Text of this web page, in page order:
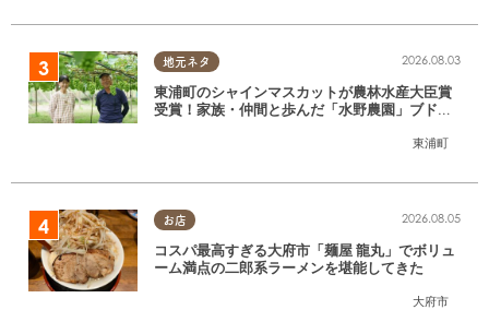
地元ネタ
東浦町
2026.08.03
東浦町のシャインマスカットが農林水産大臣賞
受賞！家族・仲間と歩んだ「水野農園」ブドウ
お店
大府市
2026.08.05
コスパ最高すぎる大府市「麺屋 龍丸」でボリュ
ーム満点の二郎系ラーメンを堪能してきた